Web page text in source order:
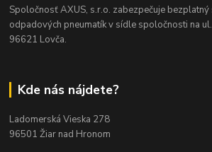
Spoločnosť AXUS, s.r.o. zabezpečuje
odpadových pneumatík v sídle spoločnosti na
96621 Lovča.
Kde nás nájdete?
Ladomerská Vieska 278
96501 Žiar nad Hronom